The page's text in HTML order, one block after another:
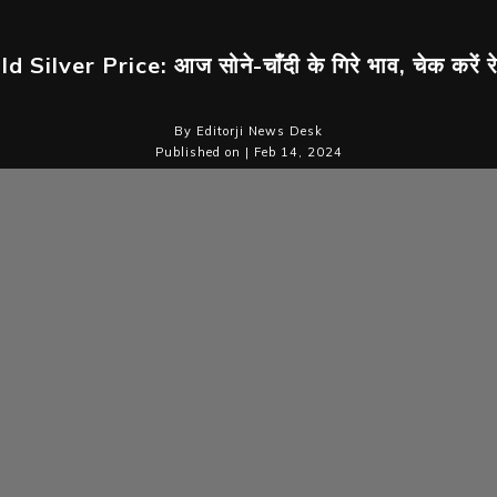
Silver Price: आज सोने-चाँदी के गिरे भाव, चेक करें
By Editorji News Desk
Published on | Feb 14, 2024